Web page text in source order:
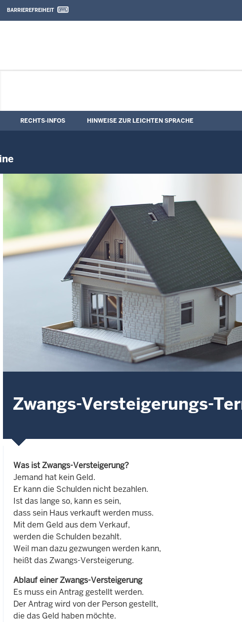
Termine
und Kontaktformular
BARRIEREFREIHEIT
RECHTS-INFOS HINWEISE ZUR LEICHTEN SPRACHE
Zwangs-Versteigerungs-
Was ist Zwangs-Versteigerung?
Jemand hat kein Geld.
Er kann die Schulden nicht bezahlen.
Ist das lange so, kann es sein,
dass sein Haus verkauft werden muss.
Mit dem Geld aus dem Verkauf,
werden die Schulden bezahlt.
Weil man dazu gezwungen werden kann,
heißt das Zwangs-Versteigerung.
Ablauf einer Zwangs-Versteigerung
Es muss ein Antrag gestellt werden.
Der Antrag wird von der Person gestellt,
die das Geld haben möchte.